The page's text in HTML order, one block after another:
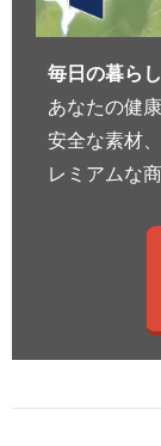
毎日の暮ら
あなたの健
安全な素材
レミアムな